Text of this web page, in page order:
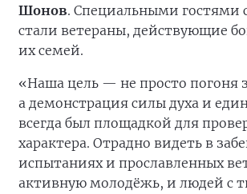
Шонов. Специальными гостями
стали ветераны, действующие
их семей.
«Наша цель — не просто погоня
а демонстрация силы духа и
всегда был площадкой для
характера. Отрадно видеть в
испытаниях и прославленных
активную молодёжь, и людей с